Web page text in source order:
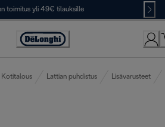
toimitus yli 49€ tilauksille
Accessibility
Kotitalous Lattian puhdistus Lisävarusteet